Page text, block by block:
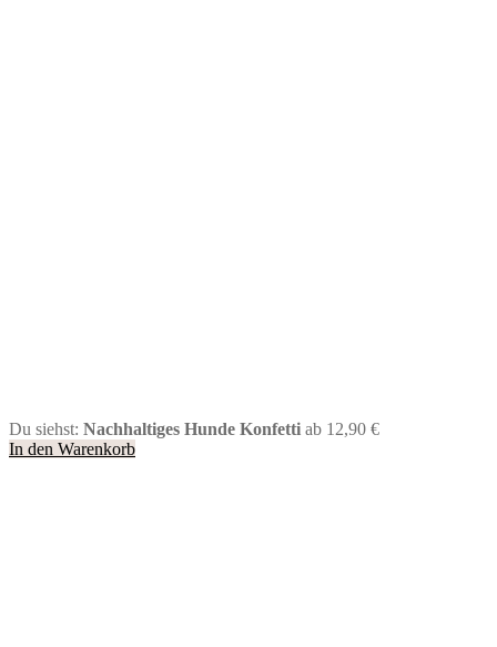
Du siehst: Nachhaltiges Hunde Konfetti ab 12,90 €
In den Warenkorb